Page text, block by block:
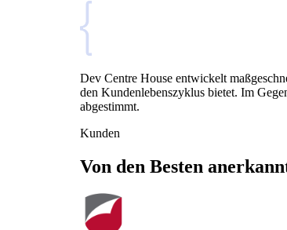
Dev Centre House entwickelt
den Kundenlebenszyklus bietet. Im
abgestimmt.
Kunden
Von den Besten